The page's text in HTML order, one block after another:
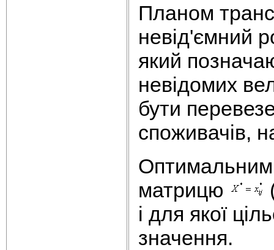
Планом
невід'ємний
який
невідомих
бути
споживачів,
Оптимальним
матрицю
і для якої
значення.